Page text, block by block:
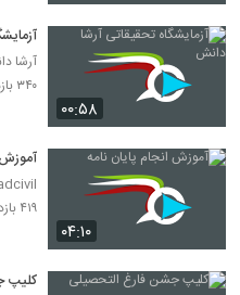
۰۰:۵۸
آرشا
۳۴۰ بازدید
۰۴:۱۰
آموزش
۴۱۹ بازدید
کلیپ